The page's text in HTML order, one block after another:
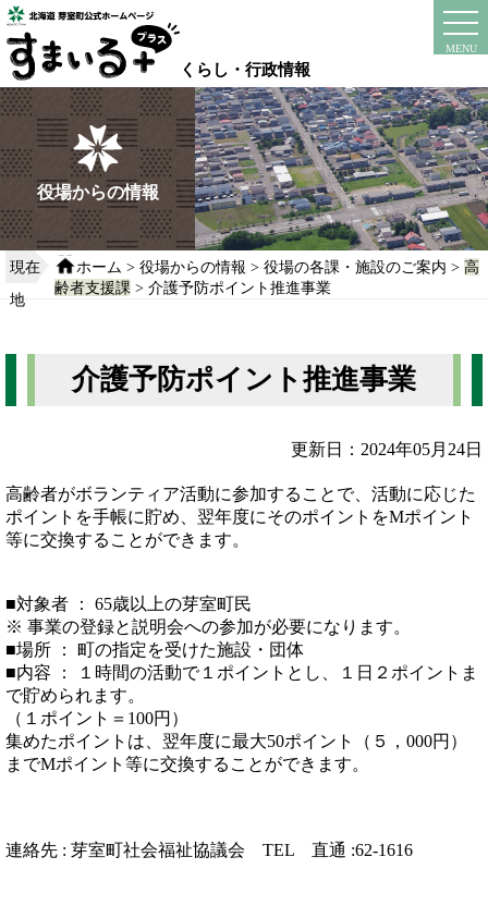
本
文
へ
移
動
る
くらし・行政情報
MENU
instagram
役場からの情報
現在
地
ホーム > 役場からの情報 > 役場の各課・施設のご案内 > 高
齢者支援課 > 介護予防ポイント推進事業
介護予防ポイント推進事業
更新日：2024年05月24日
高齢者がボランティア活動に参加することで、活動に応じた
ポイントを手帳に貯め、翌年度にそのポイントをМポイント
等に交換することができます。
■対象者 ： 65歳以上の芽室町民
※ 事業の登録と説明会への参加が必要になります。
■場所 ： 町の指定を受けた施設・団体
■内容 ： １時間の活動で１ポイントとし、１日２ポイントま
で貯められます。
（１ポイント＝100円）
集めたポイントは、翌年度に最大50ポイント（５，000円）
までМポイント等に交換することができます。
連絡先 : 芽室町社会福祉協議会 TEL 直通 :62-1616